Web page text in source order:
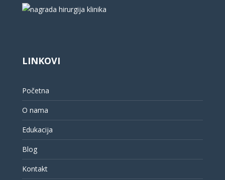
LINKOVI
Početna
O nama
Edukacija
Blog
Kontakt